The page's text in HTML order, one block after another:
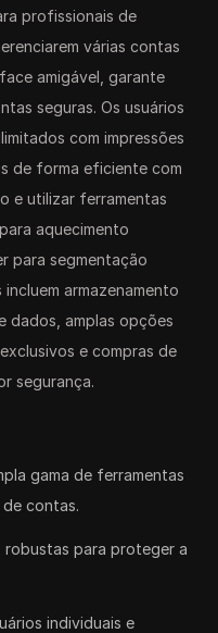
profissionais de
várias contas
amigável, garante
seguras. Os usuários
com impressões
de forma eficiente com
e utilizar ferramentas
aquecimento
para segmentação
armazenamento
dados, amplas opções
e compras de
segurança.
gama de ferramentas
contas.
robustas para proteger a
individuais e